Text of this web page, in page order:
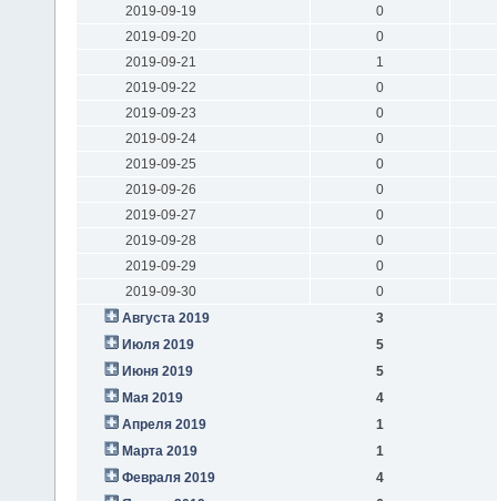
2019-09-19
0
2019-09-20
0
2019-09-21
1
2019-09-22
0
2019-09-23
0
2019-09-24
0
2019-09-25
0
2019-09-26
0
2019-09-27
0
2019-09-28
0
2019-09-29
0
2019-09-30
0
Августа 2019
3
Июля 2019
5
Июня 2019
5
Мая 2019
4
Апреля 2019
1
Марта 2019
1
Февраля 2019
4